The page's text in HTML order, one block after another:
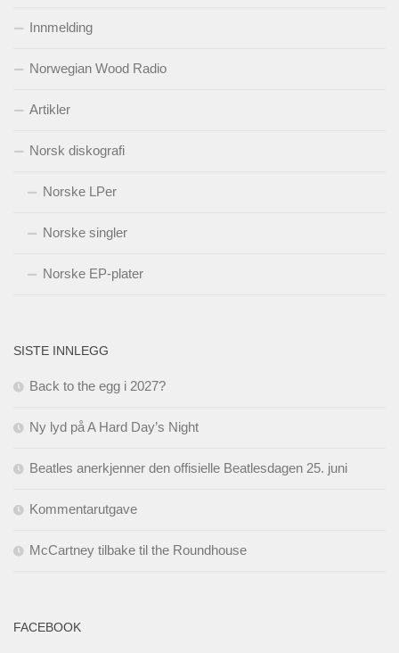
Innmelding
Norwegian Wood Radio
Artikler
Norsk diskografi
Norske LPer
Norske singler
Norske EP-plater
SISTE INNLEGG
Back to the egg i 2027?
Ny lyd på A Hard Day’s Night
Beatles anerkjenner den offisielle Beatlesdagen 25. juni
Kommentarutgave
McCartney tilbake til the Roundhouse
FACEBOOK